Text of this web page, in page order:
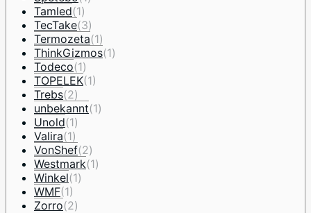
Tamled(1)
TecTake(3)
Termozeta(1)
ThinkGizmos(1)
Todeco(1)
TOPELEK(1)
Trebs(2)
unbekannt(1)
Unold(1)
Valira(1)
VonShef(2)
Westmark(1)
Winkel(1)
WMF(1)
Zorro(2)